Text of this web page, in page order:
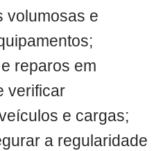
volumosas e
reparos em
verificar
e cargas;
a regularidade